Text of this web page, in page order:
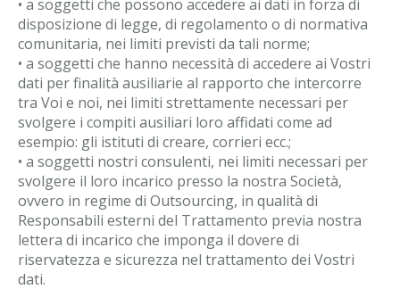
• a soggetti che possono accedere ai dati in forza di
disposizione di legge, di regolamento o di normativa
comunitaria, nei limiti previsti da tali norme;
• a soggetti che hanno necessità di accedere ai Vostri
dati per finalità ausiliarie al rapporto che intercorre
tra Voi e noi, nei limiti strettamente necessari per
svolgere i compiti ausiliari loro affidati come ad
esempio: gli istituti di creare, corrieri ecc.;
• a soggetti nostri consulenti, nei limiti necessari per
svolgere il loro incarico presso la nostra Società,
ovvero in regime di Outsourcing, in qualità di
Responsabili esterni del Trattamento previa nostra
lettera di incarico che imponga il dovere di
riservatezza e sicurezza nel trattamento dei Vostri
dati.